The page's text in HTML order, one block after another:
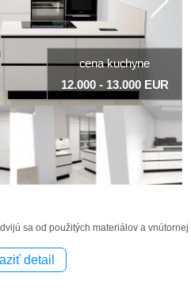
cena kuchyne
12.000 - 13.000 EUR
sa od použitých materiálov a vnútornej
detail